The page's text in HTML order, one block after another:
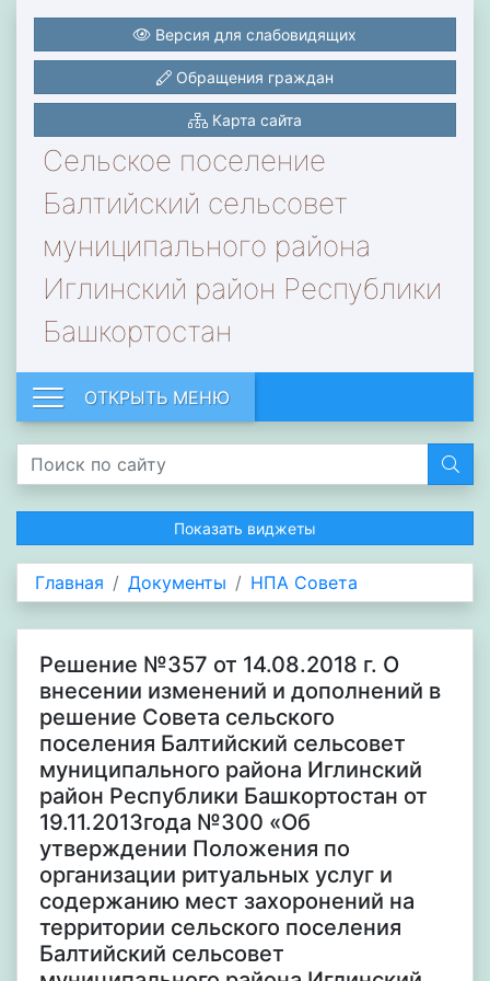
Сельское поселение
Балтийский сельсовет
муниципального района
Иглинский район Республики
Башкортостан
Версия для слабовидящих
Обращения граждан
Карта сайта
ОТКРЫТЬ МЕНЮ
Показать виджеты
Главная Документы НПА Совета
Решение №357 от 14.08.2018 г. О
внесении изменений и дополнений в
решение Совета сельского
поселения Балтийский сельсовет
муниципального района Иглинский
район Республики Башкортостан от
19.11.2013года №300 «Об
утверждении Положения по
организации ритуальных услуг и
содержанию мест захоронений на
территории сельского поселения
Балтийский сельсовет